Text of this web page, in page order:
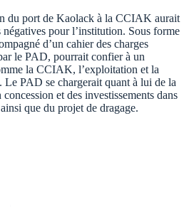
du port de Kaolack à la CCIAK aurait
négatives pour l’institution. Sous forme
d’un cahier des charges
le PAD, pourrait confier à un
la CCIAK, l’exploitation et la
Le PAD se chargerait quant à lui de la
et des investissements dans
que du projet de dragage.